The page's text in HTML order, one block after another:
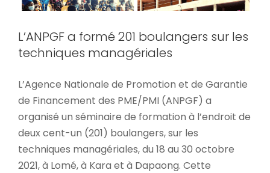
L’ANPGF a formé 201 boulangers sur les
techniques managériales
L’Agence Nationale de Promotion et de Garantie
de Financement des PME/PMI (ANPGF) a
organisé un séminaire de formation à l’endroit de
deux cent-un (201) boulangers, sur les
techniques managériales, du 18 au 30 octobre
2021, à Lomé, à Kara et à Dapaong. Cette